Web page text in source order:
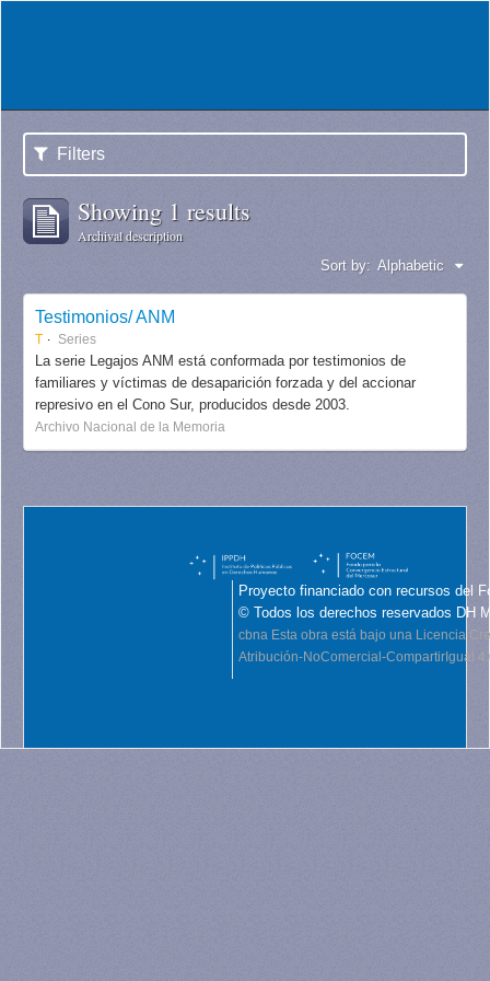
Filters
Showing 1 results
Archival description
Sort by: Alphabetic
Testimonios/ ANM
T Series
La serie Legajos ANM está conformada por testimonios de
familiares y víctimas de desaparición forzada y del accionar
represivo en el Cono Sur, producidos desde 2003.
Archivo Nacional de la Memoria
Proyecto financiado con recursos del
© Todos los derechos reservados DH
cbna Esta obra está bajo una Licencia
Atribución-NoComercial-CompartirIgual